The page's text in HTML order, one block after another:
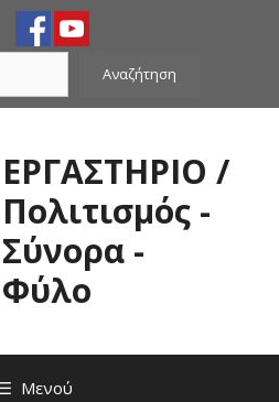
Αναζήτηση
ΕΡΓΑΣΤΗΡΙΟ /
Πολιτισμός -
Σύνορα -
Φύλο
Μενού